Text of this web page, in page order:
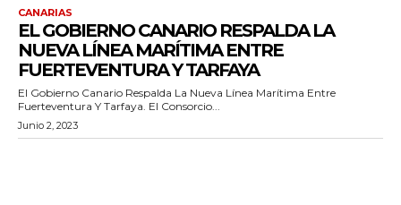
CANARIAS
EL GOBIERNO CANARIO RESPALDA LA
NUEVA LÍNEA MARÍTIMA ENTRE
FUERTEVENTURA Y TARFAYA
El Gobierno Canario Respalda La Nueva Línea Marítima Entre
Fuerteventura Y Tarfaya. El Consorcio...
Junio 2, 2023